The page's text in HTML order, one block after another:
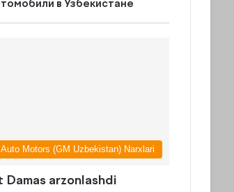
в Узбекистане
Motors (GM Uzbekistan) Narxlari
Damas arzonlashdi